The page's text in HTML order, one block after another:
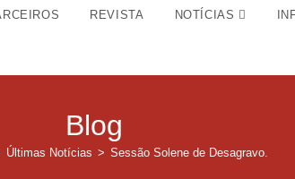
REVISTA NOTÍCIAS
Blog
Últimas Notícias > Sessão Solene de Desagravo.